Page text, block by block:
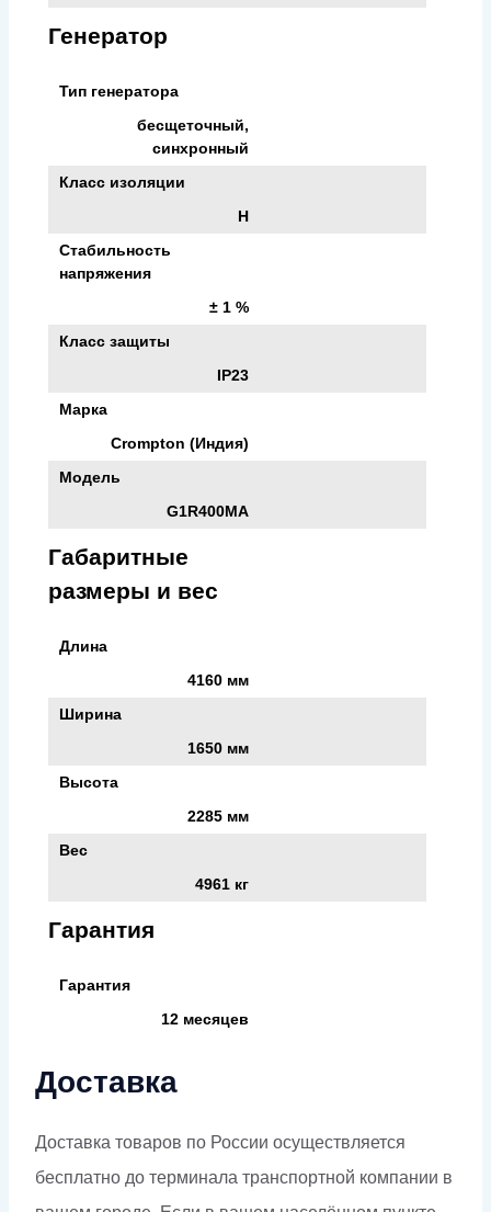
Генератор
Тип генератора
бесщеточный,
синхронный
Класс изоляции
H
Стабильность
напряжения
± 1 %
Класс защиты
IP23
Марка
Crompton (Индия)
Модель
G1R400MA
Габаритные
размеры и вес
Длина
4160 мм
Ширина
1650 мм
Высота
2285 мм
Вес
4961 кг
Гарантия
Гарантия
12 месяцев
Доставка
Доставка товаров по России осуществляется
бесплатно до терминала транспортной компании в